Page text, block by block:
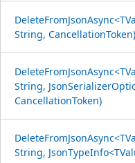
String, CancellationToken)
String,
CancellationToken)
String,